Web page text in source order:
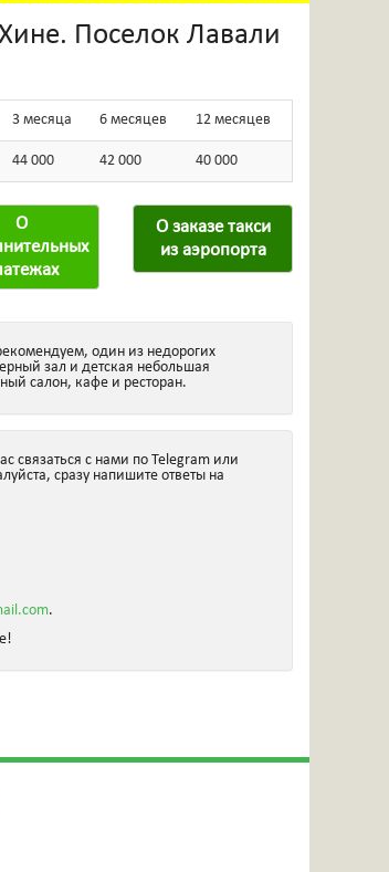
Поселок Лавали
3 месяца 6 месяцев 12 месяцев
44 000 42 000 40 000
О
О заказе такси
из аэропорта
один из недорогих
зал и детская небольшая
салон, кафе и ресторан.
связаться с нами по Telegram или
сразу напишите ответы на
.